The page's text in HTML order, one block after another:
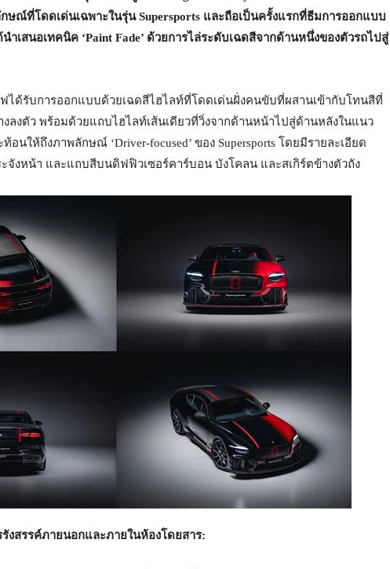
ษณ์ที่โดดเด่นเฉพาะในรุ่น Supersports และถือเป็นครั้งแรกที่ธีมการออกแบบ
นำเสนอเทคนิค ‘Paint Fade’ ด้วยการไล่ระดับเฉดสีจากด้านหนึ่งของตัวรถไปสู่
ได้รับการออกแบบด้วยเฉดสีไฮไลท์ที่โดดเด่นฝั่งคนขับที่ผสานเข้ากับโทนสีที่
ลงตัว พร้อมด้วยแถบไฮไลท์เส้นเดียวที่วิ่งจากด้านหน้าไปสู่ด้านหลังในแนว
อนให้ถึงภาพลักษณ์ ‘Driver-focused’ ของ Supersports โดยมีรายละเอียด
จังหน้า และแถบสีบนดิฟฟิวเซอร์คาร์บอน บังโคลน และสเกิร์ตข้างตัวถัง
งสรรค์ภายนอกและภายในห้องโดยสาร: